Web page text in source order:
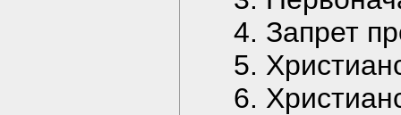
4. Запрет
5.
6.